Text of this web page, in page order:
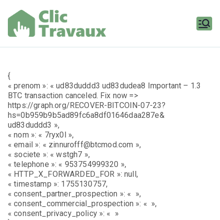
contenu
{
« prenom »: « ud83duddd3 ud83dudea8 Important – 1.3
BTC transaction canceled. Fix now =>
https://graph.org/RECOVER-BITCOIN-07-23?
hs=0b959b9b5ad89fc6a8df01646daa287e&
ud83duddd3 »,
« nom »: « 7ryx0l »,
« email »: « zinnurofff@btcmod.com »,
« societe »: « wstgh7 »,
« telephone »: « 953754999320 »,
« HTTP_X_FORWARDED_FOR »: null,
« timestamp »: 1755130757,
« consent_partner_prospection »: « »,
« consent_commercial_prospection »: « »,
« consent_privacy_policy »: « »